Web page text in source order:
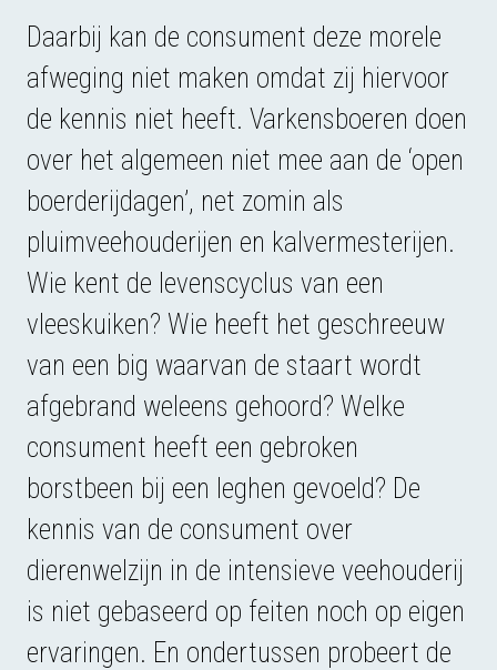
Daarbij kan de consument deze morele
afweging niet maken omdat zij hiervoor
de kennis niet heeft. Varkensboeren doen
over het algemeen niet mee aan de ‘open
boerderijdagen’, net zomin als
pluimveehouderijen en kalvermesterijen.
Wie kent de levenscyclus van een
vleeskuiken? Wie heeft het geschreeuw
van een big waarvan de staart wordt
afgebrand weleens gehoord? Welke
consument heeft een gebroken
borstbeen bij een leghen gevoeld? De
kennis van de consument over
dierenwelzijn in de intensieve veehouderij
is niet gebaseerd op feiten noch op eigen
ervaringen. En ondertussen probeert de